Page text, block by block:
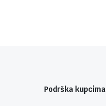
Podrška kupcima